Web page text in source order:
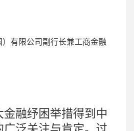
）有限公司副行长兼工商金融
金融纾困举措得到中